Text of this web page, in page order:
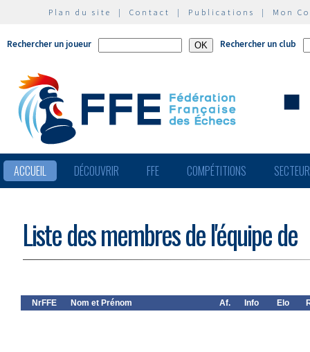
Plan du site | Contact | Publications | Mon
Rechercher un joueur Rechercher un club
ACCUEIL DÉCOUVRIR FFE COMPÉTITIONS
Liste des membres de l'équipe de
NrFFE Nom et Prénom Af. Info Elo